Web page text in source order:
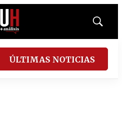
Mostrar
ÚLTIMAS NOTICIAS